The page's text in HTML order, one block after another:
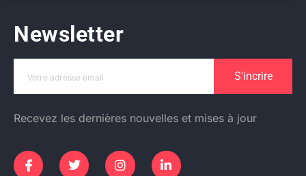
Newsletter
S'incrire
Recevez les dernières nouvelles et mises à jour